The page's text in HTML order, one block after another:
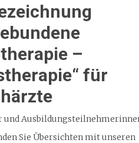
–
für
Sie Übersichten mit unseren